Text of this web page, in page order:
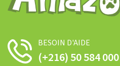
BESOIN D'AIDE
(+216) 50 584 000